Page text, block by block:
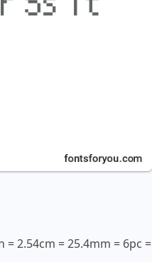
2.54cm = 25.4mm = 6pc =